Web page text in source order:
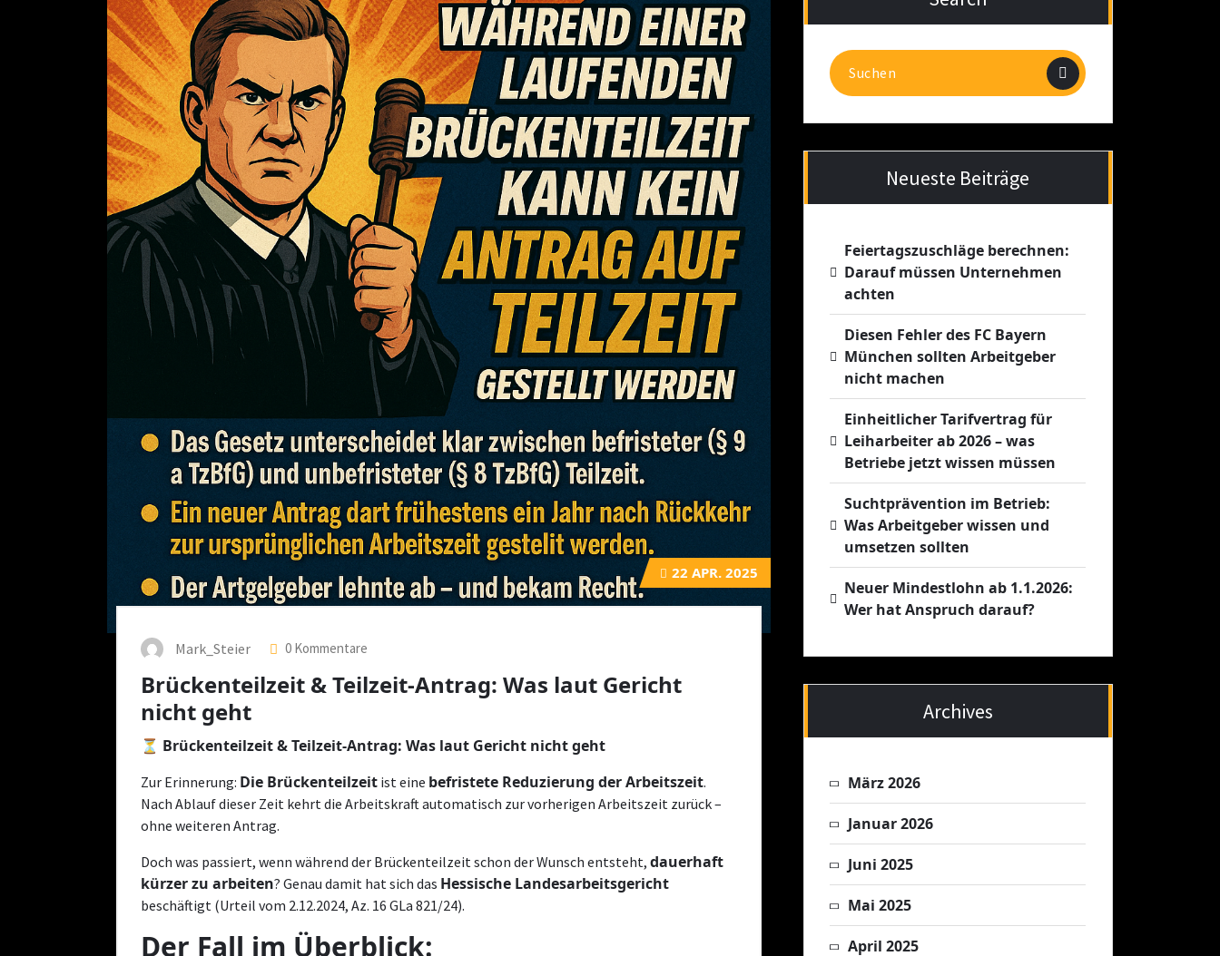
22 APR. 2025
Mark_Steier 0 Kommentare
Brückenteilzeit & Teilzeit-Antrag: Was laut Gericht
nicht geht
⏳ Brückenteilzeit & Teilzeit-Antrag: Was laut Gericht nicht geht
Zur Erinnerung: Die Brückenteilzeit ist eine befristete Reduzierung der Arbeitszeit.
Nach Ablauf dieser Zeit kehrt die Arbeitskraft automatisch zur vorherigen Arbeitszeit zurück –
ohne weiteren Antrag.
Doch was passiert, wenn während der Brückenteilzeit schon der Wunsch entsteht, dauerhaft
kürzer zu arbeiten? Genau damit hat sich das Hessische Landesarbeitsgericht
beschäftigt (Urteil vom 2.12.2024, Az. 16 GLa 821/24).
Der Fall im Überblick:
Suchen
nach:
Neueste Beiträge
Feiertagszuschläge berechnen:
Darauf müssen Unternehmen
achten
Diesen Fehler des FC Bayern
München sollten Arbeitgeber
nicht machen
Einheitlicher Tarifvertrag für
Leiharbeiter ab 2026 – was
Betriebe jetzt wissen müssen
Suchtprävention im Betrieb:
Was Arbeitgeber wissen und
umsetzen sollten
Neuer Mindestlohn ab 1.1.2026:
Wer hat Anspruch darauf?
Archives
März 2026
Januar 2026
Juni 2025
Mai 2025
April 2025